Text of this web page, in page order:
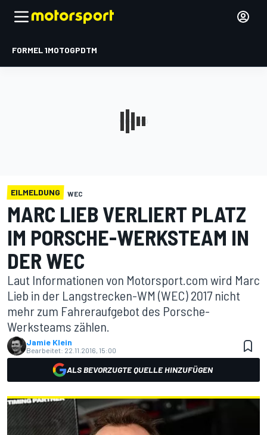
FORMEL 1MOTOGPDTM
EILMELDUNG WEC
MARC LIEB VERLIERT PLATZ
IM PORSCHE-WERKSTEAM IN
DER WEC
Laut Informationen von Motorsport.com wird Marc
Lieb in der Langstrecken-WM (WEC) 2017 nicht
mehr zum Fahreraufgebot des Porsche-
Werksteams zählen.
Jamie Klein
Bearbeitet: 22.11.2016, 15:00
ALS BEVORZUGTE QUELLE HINZUFÜGEN